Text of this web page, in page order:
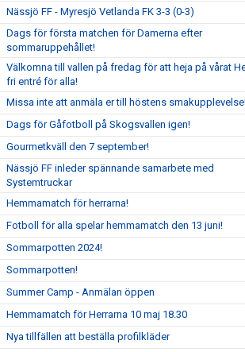
Nässjö FF - Myresjö Vetlanda FK 3-3 (0-3)
Dags för första matchen för Damerna efter
sommaruppehållet!
Välkomna till vallen på fredag för att heja på vårat
fri entré för alla!
Missa inte att anmäla er till höstens
Dags för Gåfotboll på Skogsvallen igen!
Gourmetkväll den 7 september!
Nässjö FF inleder spännande samarbete med
Systemtruckar
Hemmamatch för herrarna!
Fotboll för alla spelar hemmamatch den 13 juni!
Sommarpotten 2024!
Sommarpotten!
Summer Camp - Anmälan öppen
Hemmamatch för Herrarna 10 maj 18.30
Nya tillfällen att beställa profilkläder